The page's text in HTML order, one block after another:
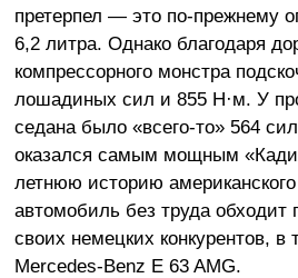
претерпел — это по-прежнему
6,2 литра. Однако благодаря
компрессорного монстра
лошадиных сил и 855 Н·м. У
седана было «всего-то» 564
оказался самым мощным
летнюю историю
автомобиль без труда обходит
своих немецких конкурентов,
Mercedes-Benz E 63 AMG.